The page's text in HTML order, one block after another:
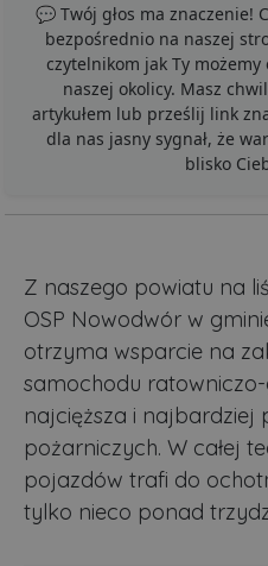
💬 Twój głos ma znaczenie!
bezpośrednio na naszej
czytelnikom jak Ty
naszej okolicy. Masz
artykułem lub prześlij link
dla nas jasny sygnał, że
blisko
Z naszego powiatu na
OSP Nowodwór w
otrzyma wsparcie na
samochodu
najcięższa i najbardziej
pożarniczych. W całej
pojazdów trafi do
tylko nieco ponad